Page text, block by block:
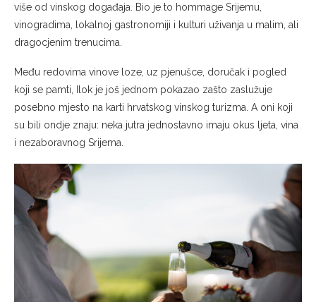
više od vinskog događaja. Bio je to hommage Srijemu,
vinogradima, lokalnoj gastronomiji i kulturi uživanja u malim, ali
dragocjenim trenucima.
Među redovima vinove loze, uz pjenušce, doručak i pogled
koji se pamti, Ilok je još jednom pokazao zašto zaslužuje
posebno mjesto na karti hrvatskog vinskog turizma. A oni koji
su bili ondje znaju: neka jutra jednostavno imaju okus ljeta, vina
i nezaboravnog Srijema.